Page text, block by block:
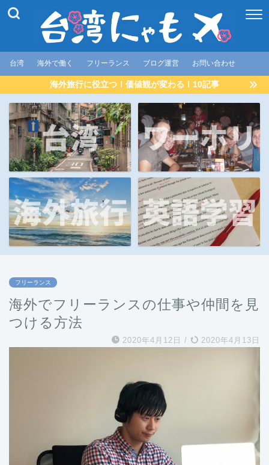
台湾 海外で働く フリーランス ブログ運営 お問い合わせ
海外旅行に役立つ！価値観が変わる！10記事
フリーランス
海外でフリーランスの仕事や仲間を見
つける方法
2020年4月12日 / 2020年4月13日